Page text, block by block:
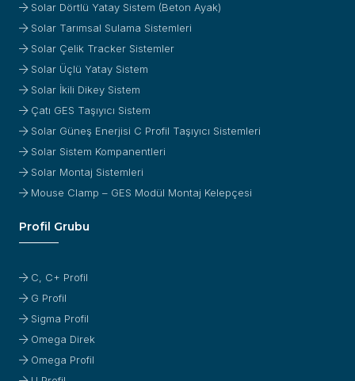
Solar Dörtlü Yatay Sistem (Beton Ayak)
Solar Tarımsal Sulama Sistemleri
Solar Çelik Tracker Sistemler
Solar Üçlü Yatay Sistem
Solar İkili Dikey Sistem
Çatı GES Taşıyıcı Sistem
Solar Güneş Enerjisi C Profil Taşıyıcı Sistemleri
Solar Sistem Kompanentleri
Solar Montaj Sistemleri
Mouse Clamp – GES Modül Montaj Kelepçesi
Profil Grubu
C, C+ Profil
G Profil
Sigma Profil
Omega Direk
Omega Profil